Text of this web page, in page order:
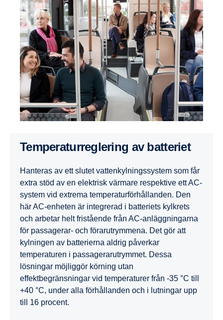
Temperaturreglering av batteriet
Hanteras av ett slutet vattenkylningssystem som får
extra stöd av en elektrisk värmare respektive ett AC-
system vid extrema temperaturförhållanden. Den
här AC-enheten är integrerad i batteriets kylkrets
och arbetar helt fristående från AC-anläggningarna
för passagerar- och förarutrymmena. Det gör att
kylningen av batterierna aldrig påverkar
temperaturen i passagerarutrymmet. Dessa
lösningar möjliggör körning utan
effektbegränsningar vid temperaturer från -35 °C till
+40 °C, under alla förhållanden och i lutningar upp
till 16 procent.